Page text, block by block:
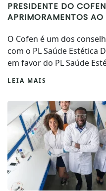
PRESIDENTE DO
APRIMORAMENTOS AO
O Cofen é um dos
com o PL Saúde Estética
em favor do PL Saúde
LEIA MAIS